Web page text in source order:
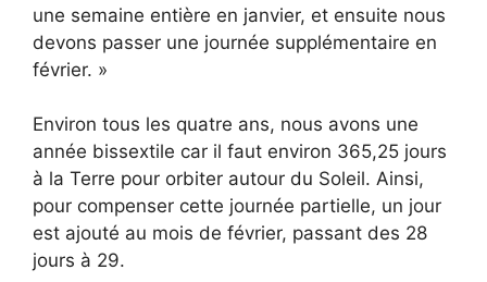
une semaine entière en janvier, et ensuite nous
devons passer une journée supplémentaire en
février. »
Environ tous les quatre ans, nous avons une
année bissextile car il faut environ 365,25 jours
à la Terre pour orbiter autour du Soleil. Ainsi,
pour compenser cette journée partielle, un jour
est ajouté au mois de février, passant des 28
jours à 29.